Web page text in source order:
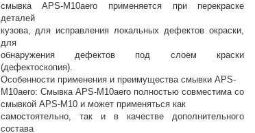
смывка APS-M10aero применяется при перекраске
деталей
кузова, для исправления локальных дефектов окраски,
для
обнаружения дефектов под слоем краски
(дефектоскопия).
Особенности применения и преимущества смывки APS-
M10aero: Смывка APS-M10aero полностью совместима со
смывкой APS-M10 и может применяться как
самостоятельно, так и в качестве дополнительного
состава